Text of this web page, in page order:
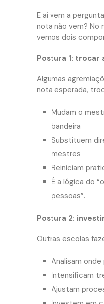
E aí vem a
nota não vem? No
vemos dois
Postura 1: trocar
Algumas
nota esperada,
Mudam o
bandeira
Substituem
mestres
Reiniciam
É a lógica do
pessoas”.
Postura 2:
Outras escolas
Analisam
Intensificam
Ajustam